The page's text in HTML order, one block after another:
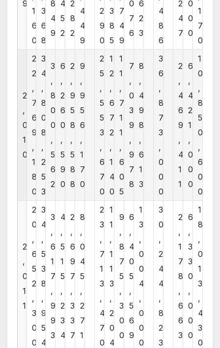
9
1
6
0
3
6
8
8
4
9
4
5
2
2
8
2
4
4
9
2
9
0
3
8
5
7
4
9
0
7
6
6
2
3
4
8
6
2
4
7
0
0
0
1
7
0
2
,
0
1
0
2
2
,
7
6
9
,
1
8
0
3
4
,
8
0
8
,
2
5
3
3
,
8
0
0
,
5
6
2
6
,
2
6
0
,
5
9
0
2
,
9
5
8
,
5
8
8
9
,
9
5
6
,
1
7
0
2
5
,
5
5
3
,
6
7
0
1
2
,
6
7
2
,
1
4
0
1
1
,
7
1
1
,
6
0
5
7
,
0
3
9
,
9
7
8
8
,
4
9
8
,
6
1
3
3
6
,
8
7
3
,
0
0
0
2
,
4
6
9
,
4
1
1
6
,
4
2
1
,
0
0
0
1
0
,
8
5
0
,
6
0
0
2
,
0
1
1
2
0
,
6
5
2
,
3
0
0
3
4
,
5
3
8
,
9
5
4
3
,
6
1
7
,
9
9
3
4
,
5
1
5
,
2
3
4
2
,
6
9
7
,
3
3
7
8
,
0
4
5
,
2
7
1
2
3
,
7
1
3
,
4
7
0
1
1
,
1
1
3
,
2
0
4
9
,
8
7
5
,
3
0
0
6
,
4
0
5
,
5
6
9
1
3
,
0
0
4
,
0
0
0
3
0
,
2
4
4
,
8
2
3
2
,
1
7
8
,
6
6
3
6
,
3
3
0
,
0
0
0
1
8
,
0
1
3
,
4
3
0